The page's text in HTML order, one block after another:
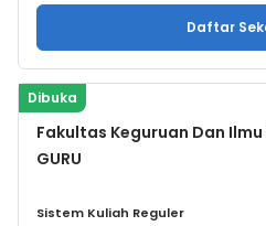
Daftar
Dibuka
Fakultas Keguruan Dan Ilmu
GURU
Sistem Kuliah Reguler